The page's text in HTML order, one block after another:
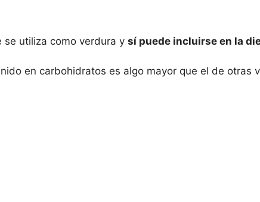
utiliza como verdura y sí puede incluirse en la
en carbohidratos es algo mayor que el de otras